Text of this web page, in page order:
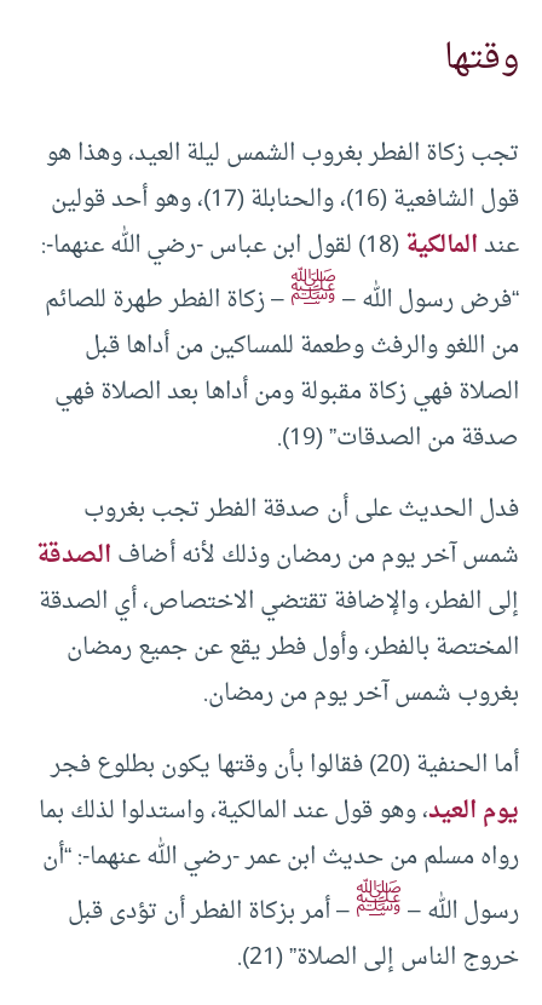
وقتها
تجب زكاة الفطر بغروب الشمس ليلة العيد، وهذا هو
قول الشافعية (16)، والحنابلة (17)، وهو أحد قولين
عندالمالكية
(18) لقول ابن عباس -رضي الله عنهما-:
“فرض رسول الله –ﷺ– زكاة الفطر طهرة للصائم
من اللغو والرفث وطعمة للمساكين من أداها قبل
الصلاة فهي زكاة مقبولة ومن أداها بعد الصلاة فهي
صدقة من الصدقات” (19).
فدل الحديث على أن صدقة الفطر تجب بغروب
شمس آخر يوم من رمضان وذلك لأنه أضافالصدقة
إلى الفطر، والإضافة تقتضي الاختصاص، أي الصدقة
المختصة بالفطر، وأول فطر يقع عن جميع رمضان
بغروب شمس آخر يوم من رمضان.
أما الحنفية (20) فقالوا بأن وقتها يكون بطلوع فجر
يوم العيد، وهو قول عند المالكية، واستدلوا لذلك بما
رواه مسلم من حديث ابن عمر -رضي الله عنهما-: “أن
رسول الله –ﷺ– أمر بزكاة الفطر أن تؤدى قبل
خروج الناس إلى الصلاة” (21).